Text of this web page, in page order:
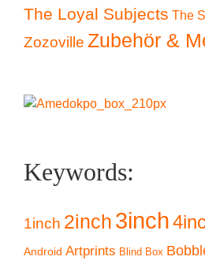
The Loyal Subjects The
Zozoville Zubehör &
Keywords:
1inch 2inch 3inch
Android Artprints Blind Box